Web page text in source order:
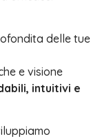
delle tue
e visione
intuitivi e